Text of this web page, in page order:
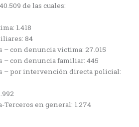
de las cuales:
1.418
84
– con denuncia victima: 27.015
– con denuncia familiar: 445
– por intervención directa policial:
en general: 1.274